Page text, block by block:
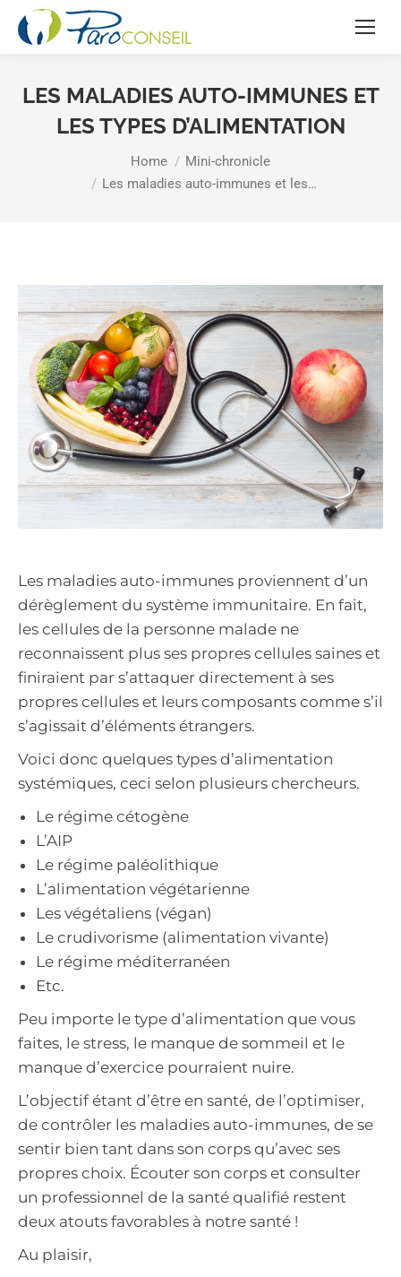
LES MALADIES AUTO-IMMUNES ET
LES TYPES D’ALIMENTATION
Home
Mini-chronicle
Les maladies auto-immunes et les…
Les maladies auto-immunes proviennent d’un
dérèglement du système immunitaire. En fait,
les cellules de la personne malade ne
reconnaissent plus ses propres cellules saines et
finiraient par s’attaquer directement à ses
propres cellules et leurs composants comme s’il
s’agissait d’éléments étrangers.
Voici donc quelques types d’alimentation
systémiques, ceci selon plusieurs chercheurs.
Le régime cétogène
L’AIP
Le régime paléolithique
L’alimentation végétarienne
Les végétaliens (végan)
Le crudivorisme (alimentation vivante)
Le régime méditerranéen
Etc.
Peu importe le type d’alimentation que vous
faites, le stress, le manque de sommeil et le
manque d’exercice pourraient nuire.
L’objectif étant d’être en santé, de l’optimiser,
de contrôler les maladies auto-immunes, de se
sentir bien tant dans son corps qu’avec ses
propres choix. Écouter son corps et consulter
un professionnel de la santé qualifié restent
deux atouts favorables à notre santé !
Au plaisir,